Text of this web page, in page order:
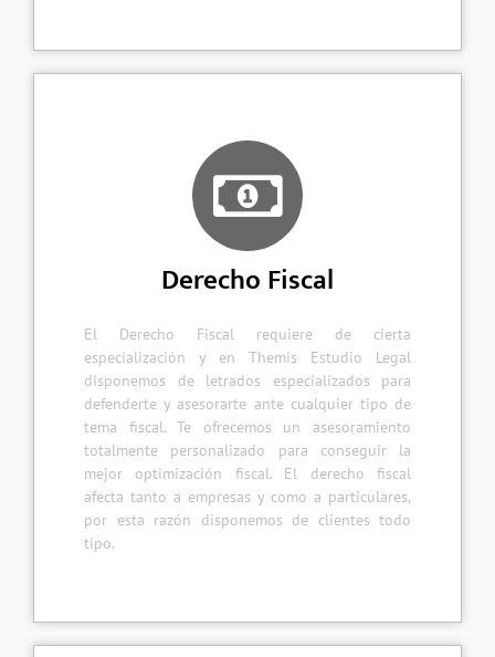
Derecho Fiscal
El Derecho Fiscal requiere de cierta
especialización y en Themis Estudio Legal
disponemos de letrados especializados para
defenderte y asesorarte ante cualquier tipo de
tema fiscal. Te ofrecemos un asesoramiento
totalmente personalizado para conseguir la
mejor optimización fiscal. El derecho fiscal
afecta tanto a empresas y como a particulares,
por esta razón disponemos de clientes todo
tipo.